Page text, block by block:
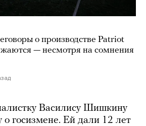
о производстве Patriot
— несмотря на сомнения
Василису Шишкину
о госизмене. Ей дали 12 лет